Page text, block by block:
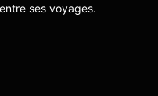
ses voyages.